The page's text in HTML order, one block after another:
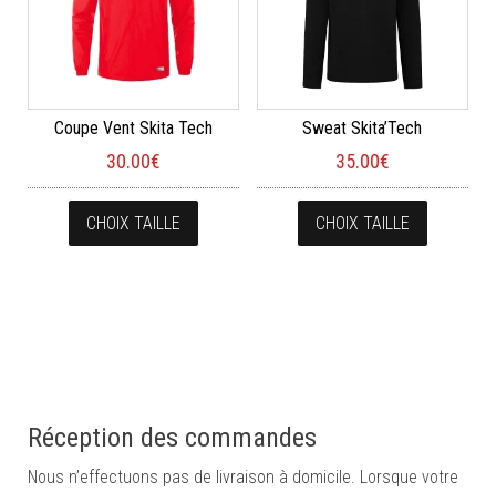
Coupe Vent Skita Tech
30.00€
CHOIX TAILLE
Ce produit a plusieurs variations. Les
Sweat Skita’Tech
35.00€
CHOIX TAILLE
Ce
Réception des commandes
Nous n’effectuons pas de livraison à domicile. Lorsque votre